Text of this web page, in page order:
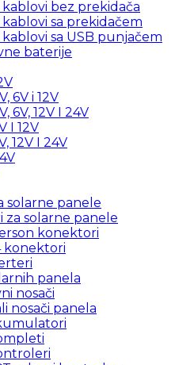
bez prekidača
sa prekidačem
sa USB punjačem
baterije
6V i 12V
6V, 12V I 24V
I 12V
12V I 24V
solarne panele
za solarne panele
konektori
konektori
panela
nosači
nosači panela